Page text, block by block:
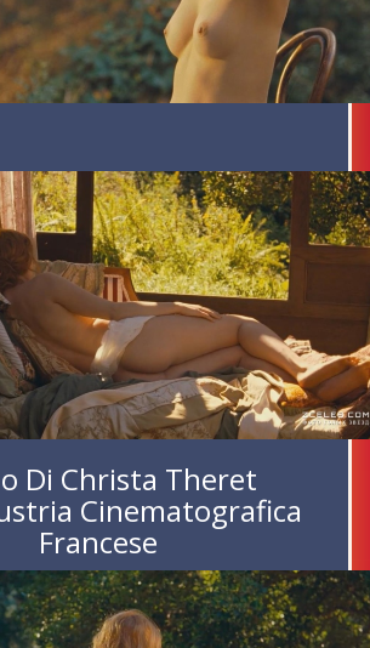
Di Christa Theret
Cinematografica
Francese